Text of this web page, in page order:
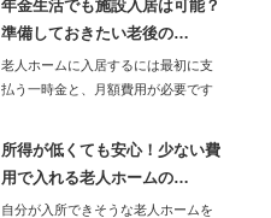
年金生活でも施設入居は可能？
準備しておきたい老後の…
老人ホームに入居するには最初に支
払う一時金と、月額費用が必要です
所得が低くても安心！少ない費
用で入れる老人ホームの…
自分が入所できそうな老人ホームを